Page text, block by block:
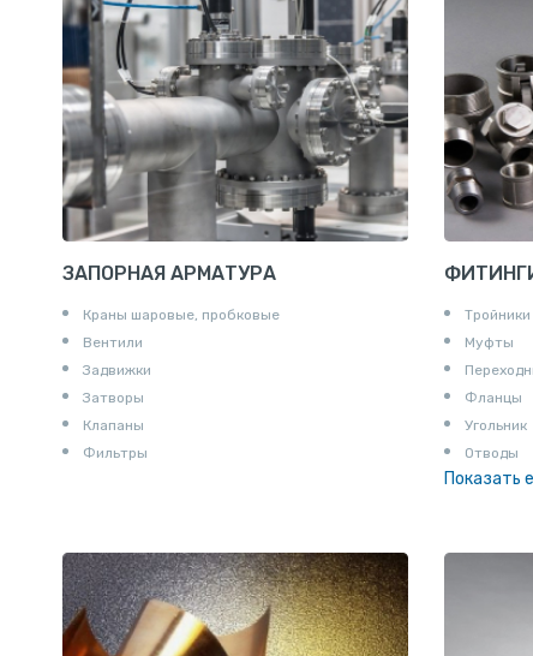
ЗАПОРНАЯ АРМАТУРА
Краны шаровые, пробковые
Вентили
Задвижки
Затворы
Клапаны
Фильтры
Тройники
Муфты
Фланцы
Угольник
Отводы
Показать